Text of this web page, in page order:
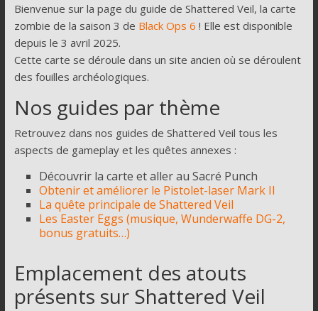
astuces
pour
le
mode
zombie
de
Call
of
Duty
Bienvenue sur la page du guide de Shattered Veil, la carte
zombie de la saison 3 de Black Ops 6 ! Elle est disponible
depuis le 3 avril 2025.
Cette carte se déroule dans un site ancien où se déroulent
des fouilles archéologiques.
Nos guides par thème
Retrouvez dans nos guides de Shattered Veil tous les
aspects de gameplay et les quêtes annexes :
Découvrir la carte et aller au Sacré Punch
Obtenir et améliorer le Pistolet-laser Mark II
La quête principale de Shattered Veil
Les Easter Eggs (musique, Wunderwaffe DG-2,
bonus gratuits…)
Emplacement des atouts
présents sur Shattered Veil